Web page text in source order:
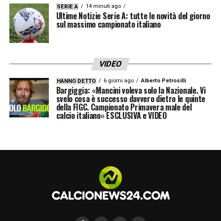
riuscivano a rientrarci. Nonostante ciò,
alcuni club non hanno rispettato le regole
non sono stati puniti. Le leggi devono essere
REGOLE SULLE PLUSVALENZE –
plusvalenze sono per lo più profitti nella
carta, ma non è detto che i soldi si muovano.
Qui sono stati fatti profitti sui bilanci per
stato fatto anche con il Milan. Per come la
vedo io questo non è giusto. I profitti delle
società devono riflettere i soldi che sono
davvero a disposizione. Ho sentito che la
SERIE A 14 minuti ago
Ultime Notizie Serie A: tutte le novità del giorno
sul massimo campionato italiano
VIDEO
HANNO DETTO 6 giorni ago Alberto Petrosilli
Bargiggia: «Mancini voleva solo la Nazionale. Vi
svelo cosa è successo davvero dietro le quinte
della FIGC. Campionato Primavera male del
calcio italiano» ESCLUSIVA e VIDEO